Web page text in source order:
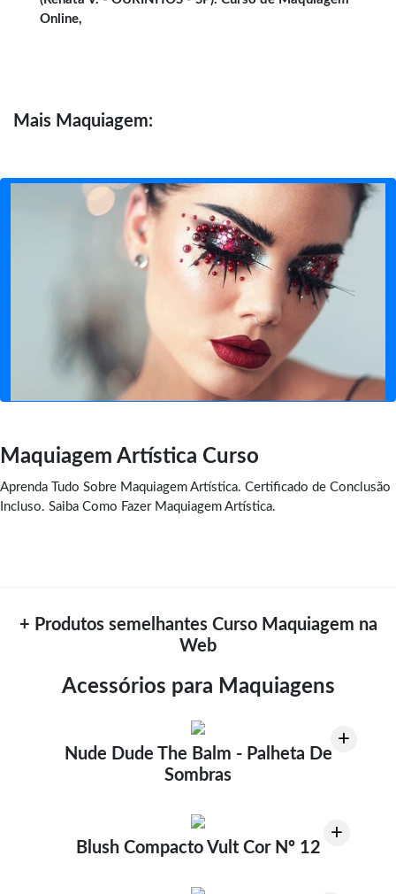
Online,
Mais Maquiagem:
Maquiagem Artística Curso
Aprenda Tudo Sobre Maquiagem Artística. Certificado de Conclusão
Incluso. Saiba Como Fazer Maquiagem Artística.
+ Produtos semelhantes Curso Maquiagem na
Web
Acessórios para Maquiagens
+
Nude Dude The Balm - Palheta De
Sombras
+
Blush Compacto Vult Cor Nº 12